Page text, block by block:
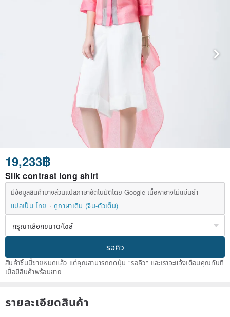
19,233฿
Silk contrast long shirt
มีข้อมูลสินค้าบางส่วนแปลภาษาอัตโนมัติโดย Google เนื้อหาอาจไม่แม่นยำ
แปลเป็น ไทย
ดูภาษาเดิม (จีน-ตัวเต็ม)
รอคิว
สินค้าชิ้นนี้ขายหมดแล้ว แต่คุณสามารถกดปุ่ม "รอคิว" และเราจะแจ้งเตือนคุณทันที
เมื่อมีสินค้าพร้อมขาย
รายละเอียดสินค้า